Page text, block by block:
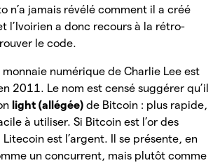
n’a jamais révélé comment il a créé
l’Ivoirien a donc recours à la rétro-
le code.
monnaie numérique de Charlie Lee est
2011. Le nom est censé suggérer qu’il
light (allégée) de Bitcoin : plus rapide,
à utiliser. Si Bitcoin est l’or des
est l’argent. Il se présente, en
un concurrent, mais plutôt comme